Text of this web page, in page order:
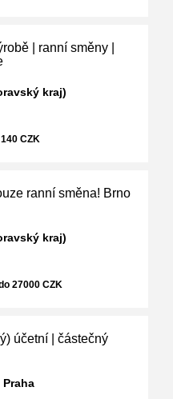
| ranní směny |
kraj)
CZK
ranní směna! Brno
kraj)
27000 CZK
účetní | částečný